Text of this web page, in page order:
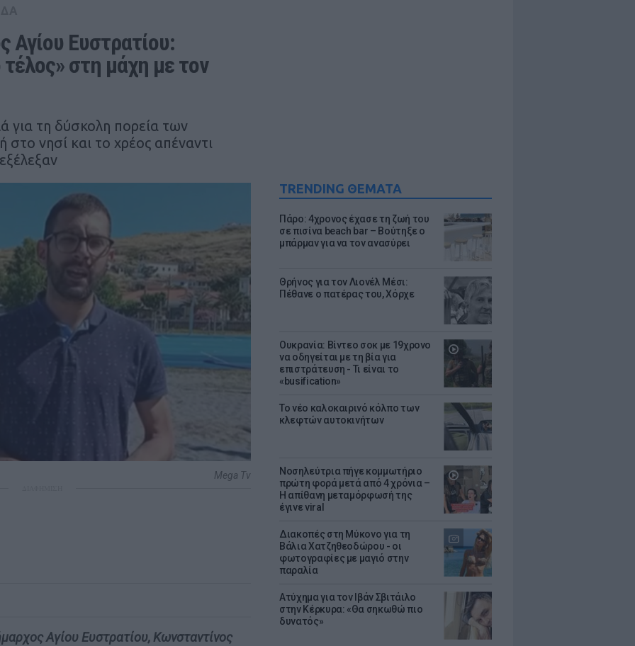
TRENDING ΘΕΜΑΤΑ
Πάρο: 4χρονος έχασε τη ζωή του
σε πισίνα beach bar – Βούτηξε ο
μπάρμαν για να τον ανασύρει
Θρήνος για τον Λιονέλ Μέσι:
Πέθανε ο πατέρας του, Χόρχε
Ουκρανία: Βίντεο σοκ με 19χρονο
να οδηγείται με τη βία για
επιστράτευση - Τι είναι το
«busification»
Το νέο καλοκαιρινό κόλπο των
κλεφτών αυτοκινήτων
Νοσηλεύτρια πήγε κομμωτήριο
πρώτη φορά μετά από 4 χρόνια –
Η απίθανη μεταμόρφωσή της
έγινε viral
Διακοπές στη Μύκονο για τη
Βάλια Χατζηθεοδώρου - οι
φωτογραφίες με μαγιό στην
παραλία
Ατύχημα για τον Ιβάν Σβιτάιλο
στην Κέρκυρα: «Θα σηκωθώ πιο
δυνατός»
Αγίου Ευστρατίου:
στη μάχη με τον
για τη δύσκολη πορεία των
νησί και το χρέος απέναντι
Mega Tv
Αγίου Ευστρατίου, Κωνσταντίνος